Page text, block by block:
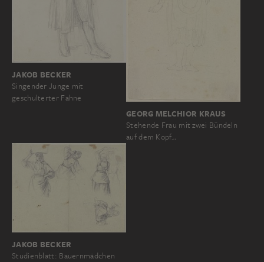
JAKOB BECKER
Singender Junge mit
geschulterter Fahne
GEORG MELCHIOR KRAUS
Stehende Frau mit zwei Bündeln
auf dem Kopf…
JAKOB BECKER
Studienblatt: Bauernmädchen